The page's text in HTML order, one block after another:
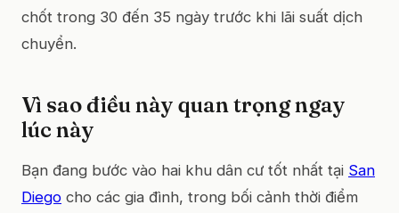
chốt trong 30 đến 35 ngày trước khi lãi suất dịch
chuyển.
Vì sao điều này quan trọng ngay
lúc này
Bạn đang bước vào hai khu dân cư tốt nhất tại San
Diego cho các gia đình, trong bối cảnh thời điểm